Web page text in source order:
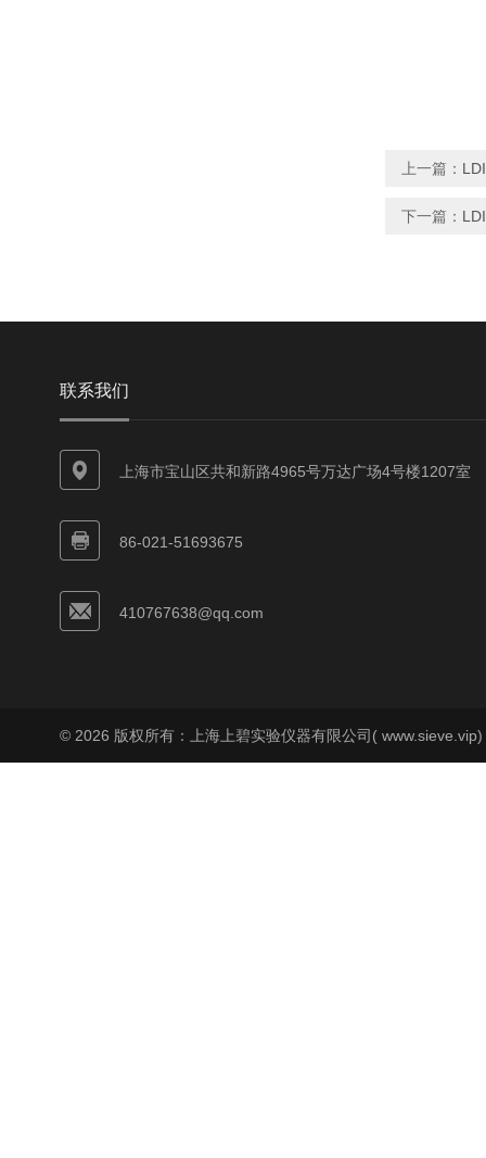
上一篇：
下一篇：
联系我们
上海市宝山区共和新路4965号万达广场4号楼1207室
86-021-51693675
410767638@qq.com
© 2026 版权所有：上海上碧实验仪器有限公司(